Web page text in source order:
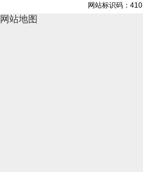
网站标识码：
网站地图